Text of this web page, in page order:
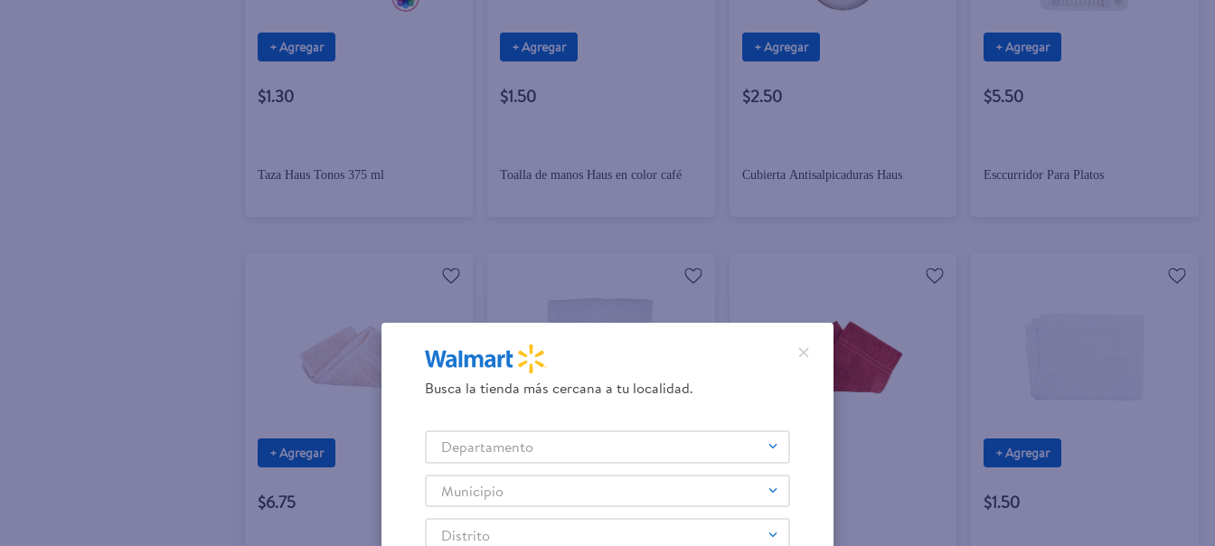
+ Agregar
$1.30
Taza Haus Tonos 375 ml
+ Agregar
$1.50
Toalla de manos Haus en color café
+ Agregar
$2.50
Cubierta Antisalpicaduras Haus
+ Agregar
$5.50
Esccurridor Para Platos
+ Agregar
$6.75
+ Agregar
$3.75
+ Agregar
$6.75
+ Agregar
$1.50
Busca la tienda más cercana a tu localidad.
Departamento
Municipio
Distrito